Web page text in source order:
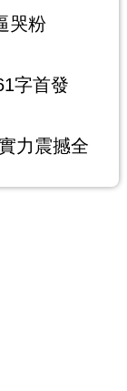
哭粉
字首發
力震撼全